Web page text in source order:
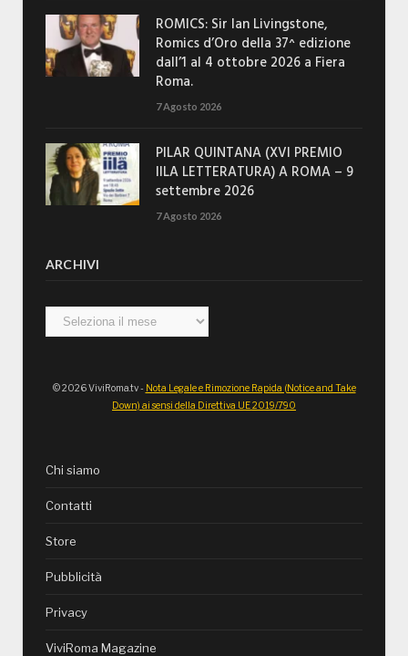
ROMICS: Sir Ian Livingstone,
Romics d’Oro della 37^ edizione
dall’1 al 4 ottobre 2026 a Fiera
Roma.
7 Agosto 2026
PILAR QUINTANA (XVI PREMIO
IILA LETTERATURA) A ROMA – 9
settembre 2026
7 Agosto 2026
ARCHIVI
Archivi
© 2026 ViviRoma.tv - Nota Legale e Rimozione Rapida (Notice and Take
Down) ai sensi della Direttiva UE 2019/790
Chi siamo
Contatti
Store
Pubblicità
Privacy
ViviRoma Magazine